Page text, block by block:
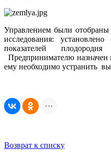
Управлением были
исследования:
показателей
Предпринимателю
ему необходимо устранить
Возврат к списку